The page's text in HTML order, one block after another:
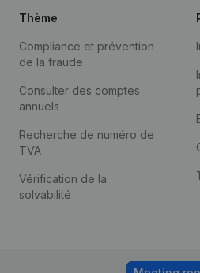
Thème
Compliance et prévention
de la fraude
Consulter des comptes
annuels
Recherche de numéro de
TVA
Vérification de la
solvabilité